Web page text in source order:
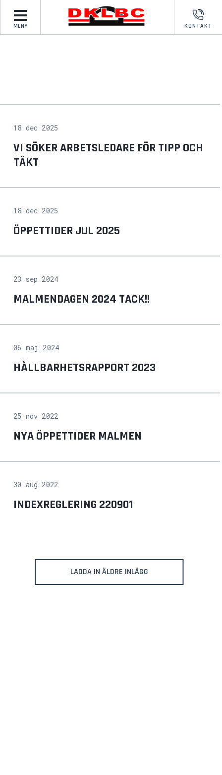
MENY KONTAKT
18 dec 2025
VI SÖKER ARBETSLEDARE FÖR TIPP OCH
TÄKT
18 dec 2025
ÖPPETTIDER JUL 2025
23 sep 2024
MALMENDAGEN 2024 TACK!!
06 maj 2024
HÅLLBARHETSRAPPORT 2023
25 nov 2022
NYA ÖPPETTIDER MALMEN
30 aug 2022
INDEXREGLERING 220901
LADDA IN ÄLDRE INLÄGG